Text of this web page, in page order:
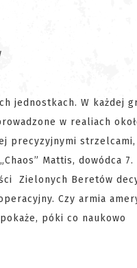
jednostkach. W każdej
w realiach
precyzyjnymi strzelcami,
Mattis, dowódca 7.
Zielonych Beretów
Czy armia
póki co naukowo